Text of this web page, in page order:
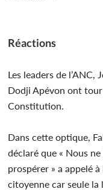
Réactions
Les leaders de l’ANC,
Dodji Apévon ont
Constitution.
Dans cette optique,
déclaré que « Nous
prospérer » a appelé
citoyenne car seule la